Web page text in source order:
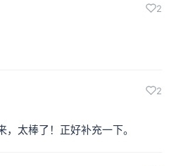
2
2
太棒了！正好补充一下。